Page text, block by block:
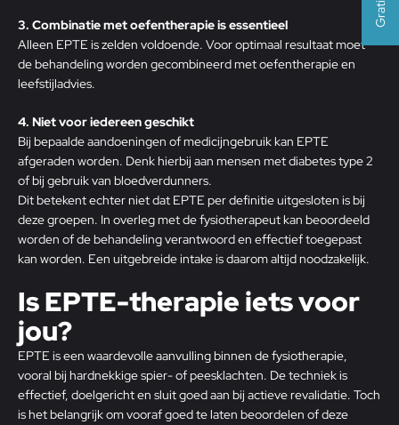
3. Combinatie met oefentherapie is essentieel
Alleen EPTE is zelden voldoende. Voor optimaal resultaat moet
de behandeling worden gecombineerd met oefentherapie en
leefstijladvies.
4. Niet voor iedereen geschikt
Bij bepaalde aandoeningen of medicijngebruik kan EPTE
afgeraden worden. Denk hierbij aan mensen met diabetes type 2
of bij gebruik van bloedverdunners.
Dit betekent echter niet dat EPTE per definitie uitgesloten is bij
deze groepen. In overleg met de fysiotherapeut kan beoordeeld
worden of de behandeling verantwoord en effectief toegepast
kan worden. Een uitgebreide intake is daarom altijd noodzakelijk.
Is EPTE-therapie iets voor
jou?
EPTE is een waardevolle aanvulling binnen de fysiotherapie,
vooral bij hardnekkige spier- of peesklachten. De techniek is
effectief, doelgericht en sluit goed aan bij actieve revalidatie. Toch
is het belangrijk om vooraf goed te laten beoordelen of deze